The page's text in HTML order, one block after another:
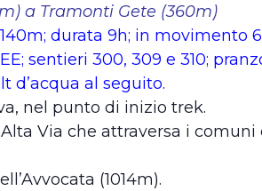
a Tramonti Gete (360m)
durata 9h; in
sentieri 300, 309 e 310;
d’acqua al seguito.
nel punto di inizio trek.
Via che attraversa i comuni
(1014m).